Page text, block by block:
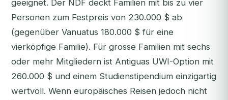
geeignet. Der NDF deckt Familien mit bis zu vier
Personen zum Festpreis von 230.000 $ ab
(gegenüber Vanuatus 180.000 $ für eine
vierköpfige Familie). Für grosse Familien mit sechs
oder mehr Mitgliedern ist Antiguas UWI-Option mit
260.000 $ und einem Studienstipendium einzigartig
wertvoll. Wenn europäisches Reisen jedoch nicht